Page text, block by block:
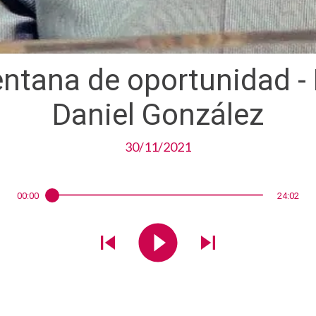
de oportunidad -
Daniel González
30/11/2021
00:00 24:02